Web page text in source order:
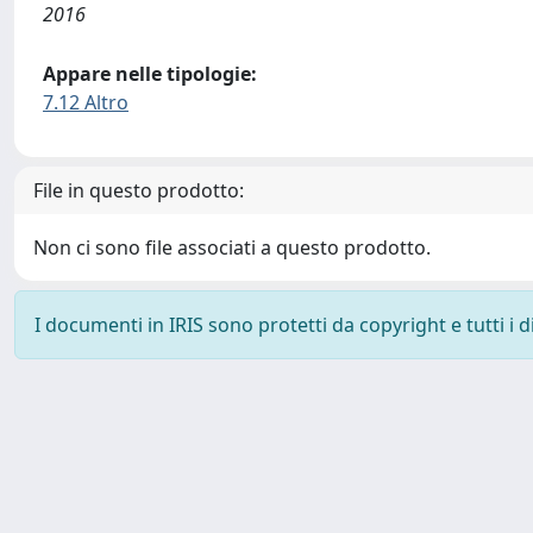
2016
Appare nelle tipologie:
7.12 Altro
File in questo prodotto:
Non ci sono file associati a questo prodotto.
I documenti in IRIS sono protetti da copyright e tutti i